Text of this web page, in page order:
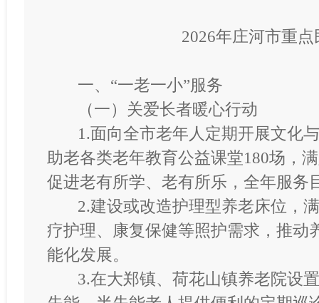
2026年庄河市重
一、 “一老一小”服务
（一）关爱长者暖心行动
1.面向全市老年人定期开展文化
助老各类老年教育公益课堂180场，
促进老有所学、老有所乐，全年服务
2.建设或改造护理型养老床位，
疗护理、康复保健等照护需求，推动
能化发展。
3.在大郑镇、荷花山镇养老院设